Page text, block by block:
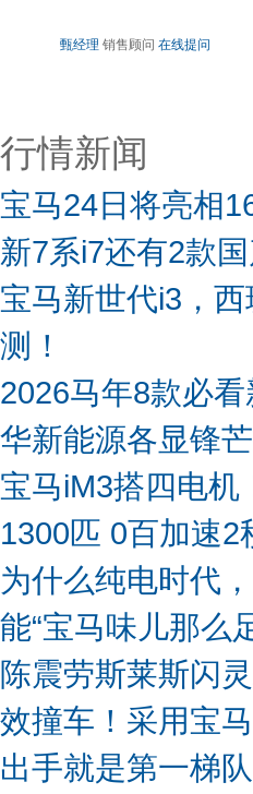
甄经理 销售顾问 在线提问
行情新闻
宝马24日将亮相
新7系i7还有2款
宝马新世代i3，
测！
2026马年8款必
华新能源各显锋芒
宝马iM3搭四电机
1300匹 0百加速2
为什么纯电时代
能“宝马味儿那么
陈震劳斯莱斯闪
效撞车！采用宝
出手就是第一梯